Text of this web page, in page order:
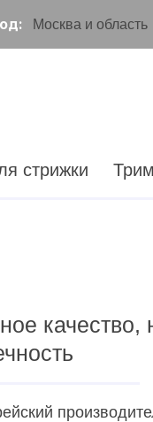
Москва и область
стрижки
качество,